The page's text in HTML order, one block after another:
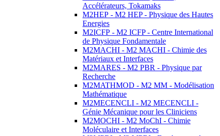
Accélérateurs, Tokamaks
M2HEP - M2 HEP - Physique des Hautes
Energies
M2ICFP - M2 ICFP - Centre International
de Physique Fondamentale
M2MACHI - M2 MACHI - Chimie des
Matériaux et Interfaces
M2MARES - M2 PBR - Physique par
Recherche
M2MATHMOD - M2 MM - Modélisation
Mathématique
M2MECENCLI - M2 MECENCLI -
Génie Mécanique pour les Cliniciens
M2MOCHI - M2 MoChI - Chimie
Moléculaire et Interfaces